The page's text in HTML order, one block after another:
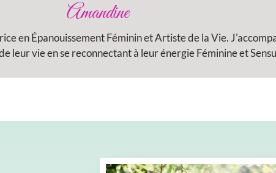
Amandine
en Épanouissement Féminin et Artiste de la Vie.
leur vie en se reconnectant à leur énergie Féminine et